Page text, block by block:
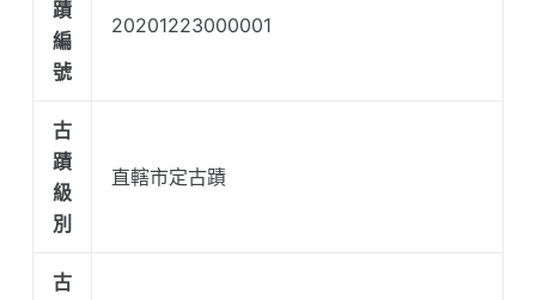
蹟
編
號
20201223000001
古
蹟
級
別
直轄市定古蹟
古